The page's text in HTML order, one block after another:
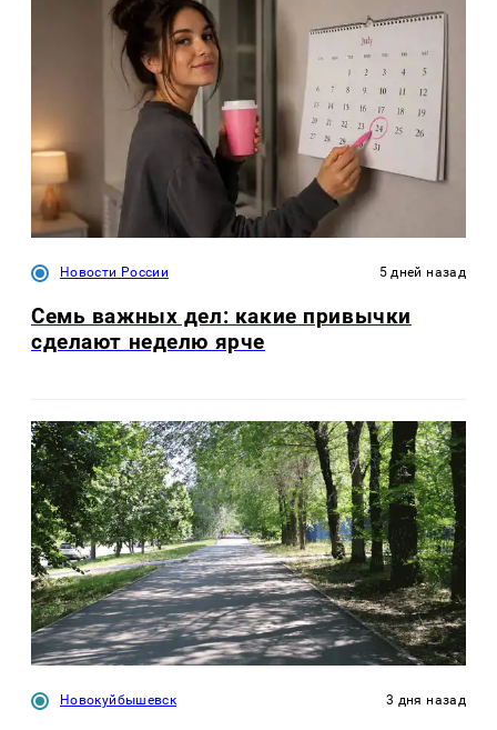
Новости России 5 дней назад
Семь важных дел: какие привычки
сделают неделю ярче
Новокуйбышевск 3 дня назад